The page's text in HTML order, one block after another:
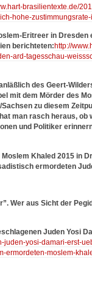
brasilientexte.de/
hohe-
Eritreer in
berichteten:http://
ard-tagesschau-
des Geert-
mit dem Mörder des
zu diesem
man rasch heraus,
und Politiker
Khaled 2015 in
ermordeten
Wer aus Sicht der
Juden Yosi
yosi-damari-erst-
ermordeten-moslem-